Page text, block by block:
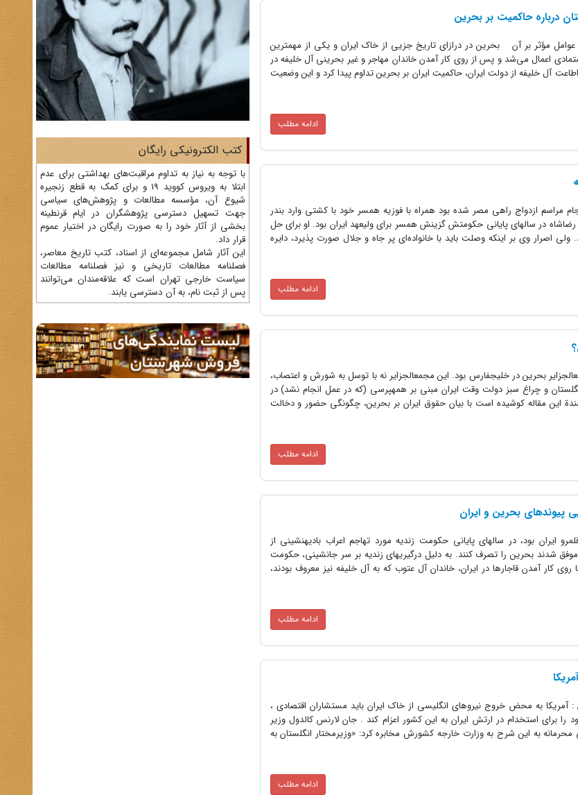
درباره حاکمیت بر بحرین
مؤثر بر آن بحرین در درازای تاریخ جزیی از خاک ایران و یکی از مهمترین
سالهای متمادی اعمال می‌شد و پس از روی کار آمدن خاندان مهاجر و غیر بحرینی آل خلیفه در
قمری) نیز با ابراز اطاعت آل خلیفه از دولت ایران، حاکمیت ایران بر بحرین تداوم پیدا کرد و این وضعیت
ادامه مطلب
که برای انجام مراسم ازدواج راهی مصر شده بود همراه با فوزیه همسر خود با کشتی وارد بندر
در سالهای پایانی حکومتش گزینش همسر برای ولیعهد ایران بود. او برای حل
ولی اصرار وی بر اینکه وصلت باید با خانواده‌ای پر جاه و جلال صورت پذیرد، دایره
ادامه مطلب
بحرین در خلیجفارس بود. این مجمعالجزایر نه با توسل به شورش و اعتصاب،
و چراغ سبز دولت وقت ایران مبنی بر همهپرسی (که در عمل انجام نشد) در
جدا شد. نویسندة این مقاله کوشیده است با بیان حقوق ایران بر بحرین، چگونگی حضور و دخالت
ادامه مطلب
پیوندهای بحرین و ایران
ایران بود، در سالهای پایانی حکومت زندیه مورد تهاجم اعراب بادیهنشینی از
شدند بحرین را تصرف کنند. به دلیل درگیریهای زندیه بر سر جانشینی، حکومت
کار آمدن قاجارها در ایران، خاندان آل عتوب که به آل خلیفه نیز معروف بودند،
ادامه مطلب
: آمریکا به محض خروج نیروهای انگلیسی از خاک ایران باید مستشاران اقتصادی ،
برای استخدام در ارتش ایران به این کشور اعزام کند . جان لارنس کالدول وزیر
در ایران در پنجم ژانویه 1921 تلگرامی محرمانه به این شرح به وزارت خارجه کشورش مخابره کرد: «وزیرمختار انگلستان به
ادامه مطلب
کتب الکترونیکی رایگان
با توجه به نیاز به تداوم مراقبت‌های بهداشتی برای عدم
ابتلا به ویروس کووید 19 و برای کمک به قطع زنجیره
شیوع آن، مؤسسه مطالعات و پژوهش‌های سیاسی
جهت تسهیل دسترسی پژوهشگران در ایام قرنطینه
بخشی از آثار خود را به صورت رایگان در اختیار عموم
قرار داد.
این آثار شامل مجموعه‌ای از اسناد، کتب تاریخ معاصر،
فصلنامه‌ مطالعات تاریخی و نیز فصلنامه مطالعات
سیاست خارجی تهران است که علاقه‌مندان می‌توانند
پس از ثبت نام، به آن دسترسی یابند.